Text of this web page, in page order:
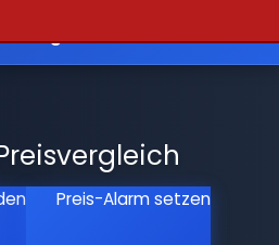
Preis-Alarm setzen